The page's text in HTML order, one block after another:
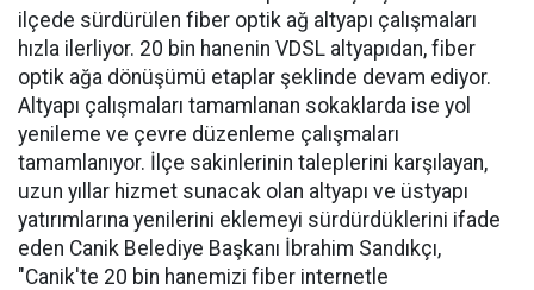
ilçede sürdürülen fiber optik ağ altyapı çalışmaları
hızla ilerliyor. 20 bin hanenin VDSL altyapıdan, fiber
optik ağa dönüşümü etaplar şeklinde devam ediyor.
Altyapı çalışmaları tamamlanan sokaklarda ise yol
yenileme ve çevre düzenleme çalışmaları
tamamlanıyor. İlçe sakinlerinin taleplerini karşılayan,
uzun yıllar hizmet sunacak olan altyapı ve üstyapı
yatırımlarına yenilerini eklemeyi sürdürdüklerini ifade
eden Canik Belediye Başkanı İbrahim Sandıkçı,
"Canik'te 20 bin hanemizi fiber internetle